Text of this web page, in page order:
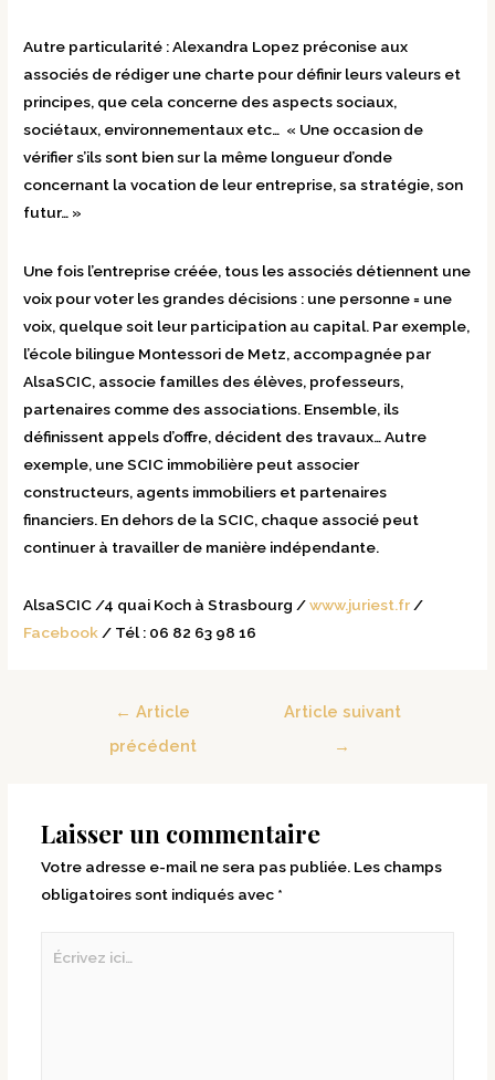
Autre particularité : Alexandra Lopez préconise aux
associés de rédiger une charte pour définir leurs valeurs et
principes, que cela concerne des aspects sociaux,
sociétaux, environnementaux etc… « Une occasion de
vérifier s’ils sont bien sur la même longueur d’onde
concernant la vocation de leur entreprise, sa stratégie, son
futur… »
Une fois l’entreprise créée, tous les associés détiennent une
voix pour voter les grandes décisions : une personne = une
voix, quelque soit leur participation au capital. Par exemple,
l’école bilingue Montessori de Metz, accompagnée par
AlsaSCIC, associe familles des élèves, professeurs,
partenaires comme des associations. Ensemble, ils
définissent appels d’offre, décident des travaux… Autre
exemple, une SCIC immobilière peut associer
constructeurs, agents immobiliers et partenaires
financiers. En dehors de la SCIC, chaque associé peut
continuer à travailler de manière indépendante.
AlsaSCIC /4 quai Koch à Strasbourg /www.juriest.fr/
Facebook/ Tél : 06 82 63 98 16
← Article
précédent
Article suivant
→
Laisser un commentaire
Votre adresse e-mail ne sera pas publiée.Les champs
obligatoires sont indiqués avec *